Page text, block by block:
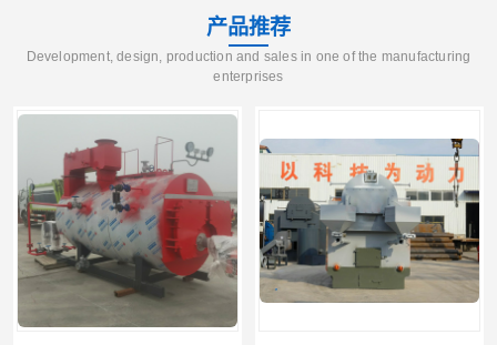
产品推荐
Development, design, production and sales in one of the manufacturing
enterprises